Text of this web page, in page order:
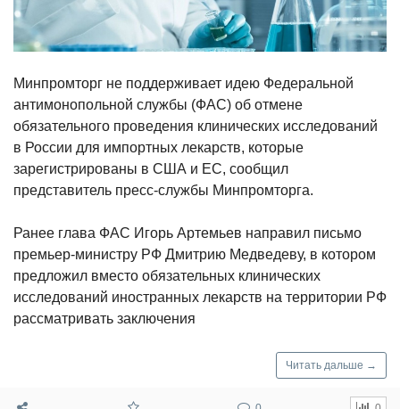
Минпромторг не поддерживает идею Федеральной
антимонопольной службы (ФАС) об отмене
обязательного проведения клинических исследований
в России для импортных лекарств, которые
зарегистрированы в США и ЕС, сообщил
представитель пресс-службы Минпромторга.
Ранее глава ФАС Игорь Артемьев направил письмо
премьер-министру РФ Дмитрию Медведеву, в котором
предложил вместо обязательных клинических
исследований иностранных лекарств на территории РФ
рассматривать заключения
Читать дальше →